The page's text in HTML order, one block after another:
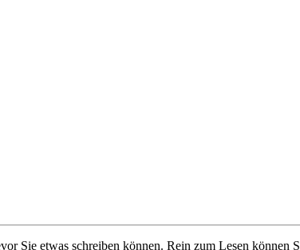
Sie etwas schreiben können. Rein zum Lesen können